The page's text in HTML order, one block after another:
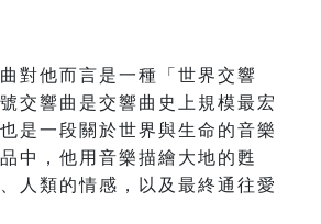
對他而言是一種「世界交響
交響曲是交響曲史上規模最宏
是一段關於世界與生命的音樂
中，他用音樂描繪大地的甦
人類的情感，以及最終通往愛